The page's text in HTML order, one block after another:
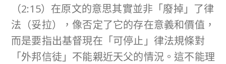
（2:15）在原文的意思其實並非「廢掉」了律
法（妥拉），像否定了它的存在意義和價值，
而是要指出基督現在「可停止」律法規條對
「外邦信徒」不能親近天父的情況。這不能理